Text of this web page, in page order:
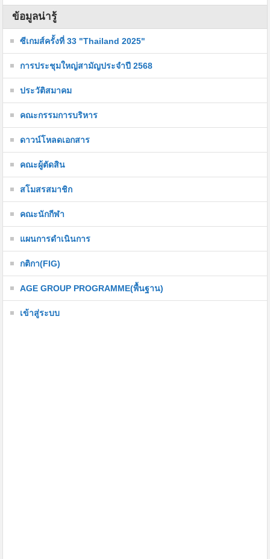
ข้อมูลน่ารู้
ซีเกมส์ครั้งที่ 33 "Thailand 2025"
การประชุมใหญ่สามัญประจำปี 2568
ประวัติสมาคม
คณะกรรมการบริหาร
ดาวน์โหลดเอกสาร
คณะผู้ตัดสิน
สโมสรสมาชิก
คณะนักกีฬา
แผนการดำเนินการ
กติกา(FIG)
AGE GROUP PROGRAMME(พื้นฐาน)
เข้าสู่ระบบ